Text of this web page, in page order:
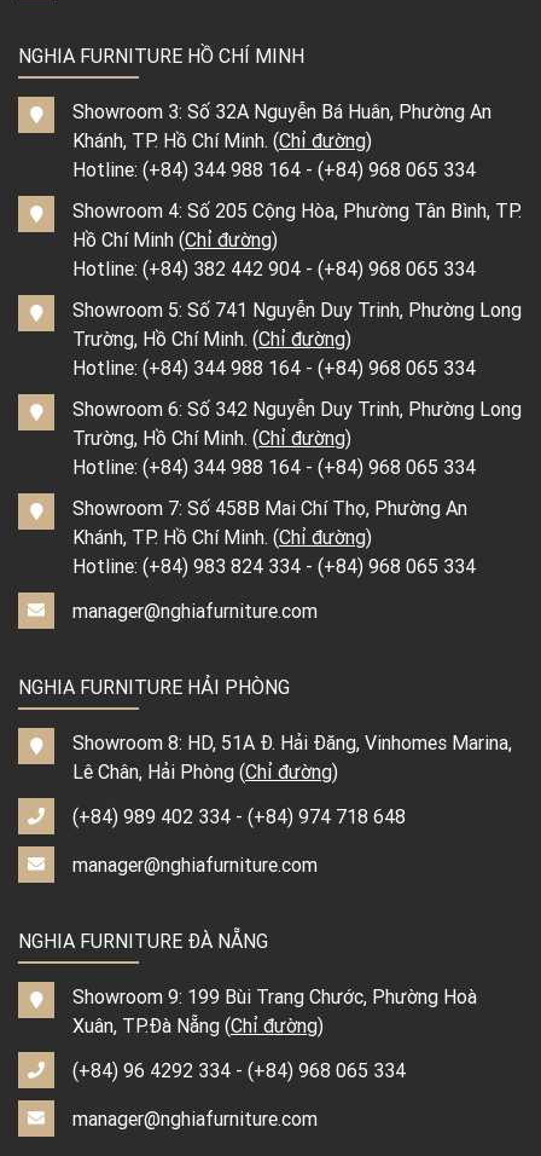
NGHIA FURNITURE HỒ CHÍ MINH
Showroom 3: Số 32A Nguyễn Bá Huân, Phường An
Khánh, TP. Hồ Chí Minh. (Chỉ đường)
Hotline: (+84) 344 988 164 - (+84) 968 065 334
Showroom 4: Số 205 Cộng Hòa, Phường Tân Bình, TP.
Hồ Chí Minh (Chỉ đường)
Hotline: (+84) 382 442 904 - (+84) 968 065 334
Showroom 5: Số 741 Nguyễn Duy Trinh, Phường Long
Trường, Hồ Chí Minh. (Chỉ đường)
Hotline: (+84) 344 988 164 - (+84) 968 065 334
Showroom 6: Số 342 Nguyễn Duy Trinh, Phường Long
Trường, Hồ Chí Minh. (Chỉ đường)
Hotline: (+84) 344 988 164 - (+84) 968 065 334
Showroom 7: Số 458B Mai Chí Thọ, Phường An
Khánh, TP. Hồ Chí Minh. (Chỉ đường)
Hotline: (+84) 983 824 334 - (+84) 968 065 334
manager@nghiafurniture.com
NGHIA FURNITURE HẢI PHÒNG
Showroom 8: HD, 51A Đ. Hải Đăng, Vinhomes Marina,
Lê Chân, Hải Phòng (Chỉ đường)
(+84) 989 402 334 - (+84) 974 718 648
manager@nghiafurniture.com
NGHIA FURNITURE ĐÀ NẴNG
Showroom 9: 199 Bùi Trang Chước, Phường Hoà
Xuân, TP.Đà Nẵng (Chỉ đường)
(+84) 96 4292 334 - (+84) 968 065 334
manager@nghiafurniture.com